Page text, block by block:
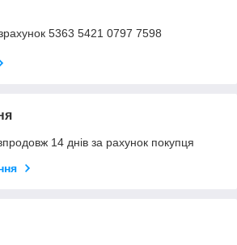
5363 5421 0797 7598
14 днів за рахунок покупця